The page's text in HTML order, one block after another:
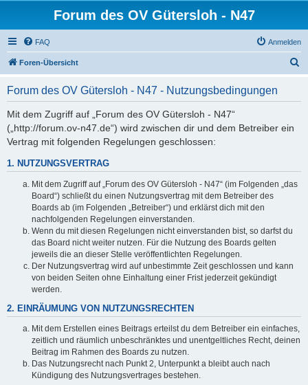
Forum des OV Gütersloh - N47
FAQ Anmelden
Foren-Übersicht
Forum des OV Gütersloh - N47 - Nutzungsbedingungen
Mit dem Zugriff auf „Forum des OV Gütersloh - N47“
(„http://forum.ov-n47.de“) wird zwischen dir und dem Betreiber ein
Vertrag mit folgenden Regelungen geschlossen:
1. NUTZUNGSVERTRAG
Mit dem Zugriff auf „Forum des OV Gütersloh - N47“ (im Folgenden „das
Board“) schließt du einen Nutzungsvertrag mit dem Betreiber des
Boards ab (im Folgenden „Betreiber“) und erklärst dich mit den
nachfolgenden Regelungen einverstanden.
Wenn du mit diesen Regelungen nicht einverstanden bist, so darfst du
das Board nicht weiter nutzen. Für die Nutzung des Boards gelten
jeweils die an dieser Stelle veröffentlichten Regelungen.
Der Nutzungsvertrag wird auf unbestimmte Zeit geschlossen und kann
von beiden Seiten ohne Einhaltung einer Frist jederzeit gekündigt
werden.
2. EINRÄUMUNG VON NUTZUNGSRECHTEN
Mit dem Erstellen eines Beitrags erteilst du dem Betreiber ein einfaches,
zeitlich und räumlich unbeschränktes und unentgeltliches Recht, deinen
Beitrag im Rahmen des Boards zu nutzen.
Das Nutzungsrecht nach Punkt 2, Unterpunkt a bleibt auch nach
Kündigung des Nutzungsvertrages bestehen.